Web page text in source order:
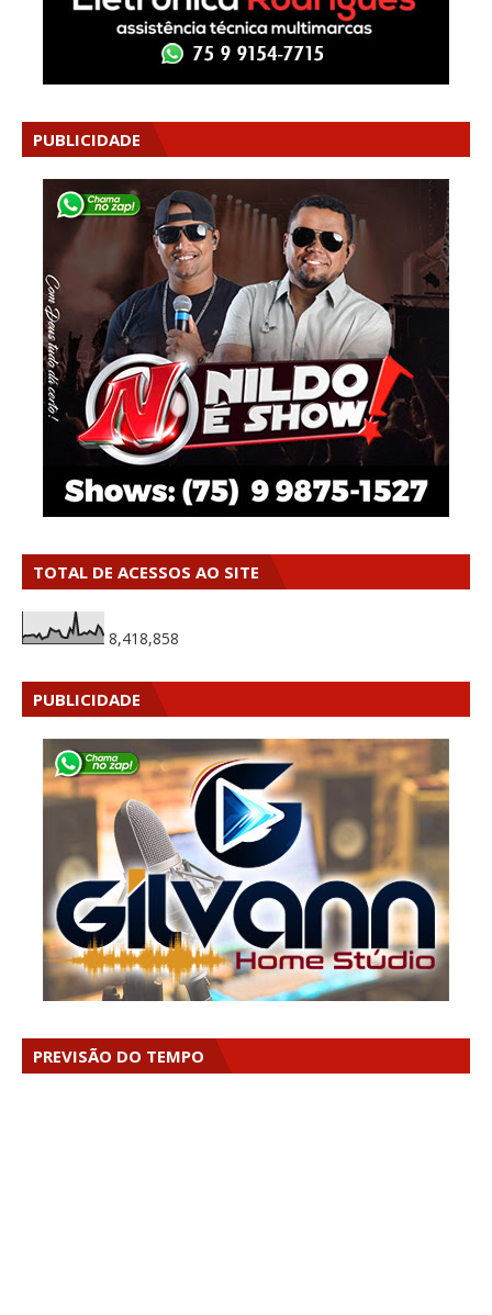
PUBLICIDADE
TOTAL DE ACESSOS AO SITE
8,418,858
PUBLICIDADE
PREVISÃO DO TEMPO